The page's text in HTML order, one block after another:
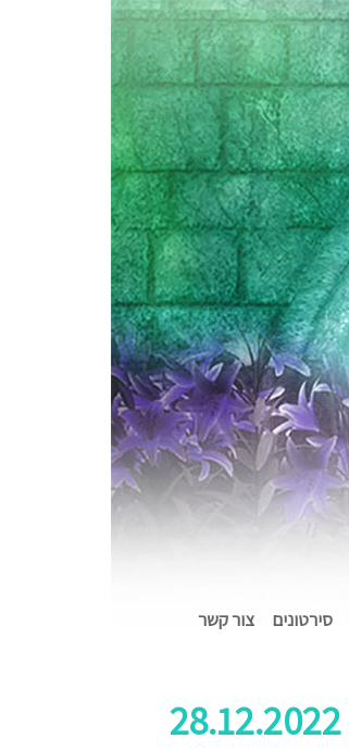
סירטונים צור קשר